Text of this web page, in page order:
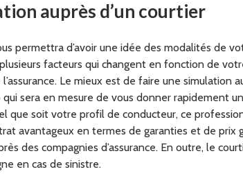
auprès d’un courtier
permettra d’avoir une idée des modalités de
facteurs qui changent en fonction de
Le mieux est de faire une simulation
sera en mesure de vous donner rapidement
que soit votre profil de conducteur, ce
avantageux en termes de garanties et de prix
des compagnies d’assurance. En outre, le
en cas de sinistre.